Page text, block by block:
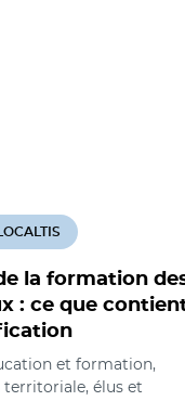
la formation
: ce que
et formation,
élus et